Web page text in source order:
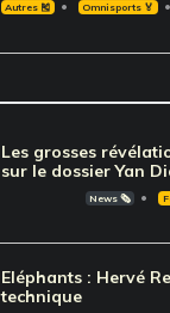
Autres 🎽 Omnisports 🏅
Les grosses
sur le dossier Yan
News 🗞️
Eléphants : Hervé
technique